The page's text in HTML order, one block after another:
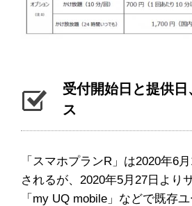
受付開始日と提供
ス
「スマホプランR」は2020年6
されるが、2020年5月27日より
「my UQ mobile」などで既存